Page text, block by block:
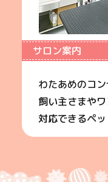
サロン案内
わたあめのコ
飼い主さまや
対応できるペ